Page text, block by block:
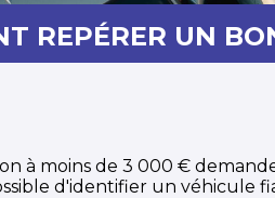
REPÉRER UN
à moins de 3 000 €
d'identifier un véhicule